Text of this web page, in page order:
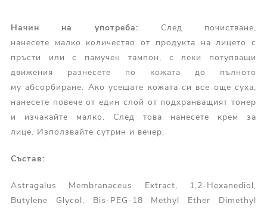
Начин на употреба: След почистване,
нанесете малко количество от продукта на лицето с
пръсти или с памучен тампон, с леки потупващи
движения разнесете по кожата до пълното
му абсорбиране. Ако усещате кожата си все още суха,
нанесете повече от един слой от подхранващият тонер
и изчакайте малко. След това нанесете крем за
лице. Използвайте сутрин и вечер.
Състав:
Astragalus Membranaceus Extract, 1,2-Hexanediol,
Butylene Glycol, Bis-PEG-18 Methyl Ether Dimethyl